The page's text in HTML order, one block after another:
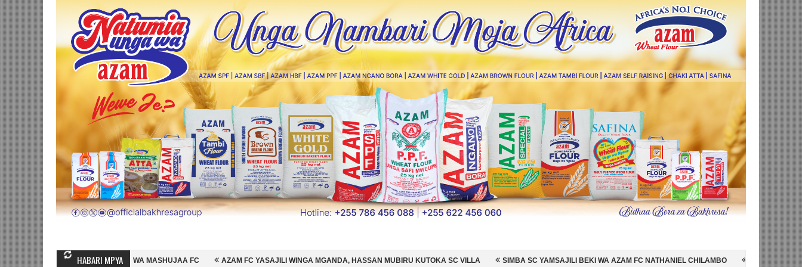
HABARI MPYA
MIHAMBO WA MASHUJAA FC AZAM FC YASAJILI WINGA MGANDA, HASSAN MUBIRU KUTOKA SC VILLA SIMBA SC YAMSAJILI BEKI WA AZAM FC NATHANIEL CHILAMBO NI HISPANIA MABINGWA WA DUNIA